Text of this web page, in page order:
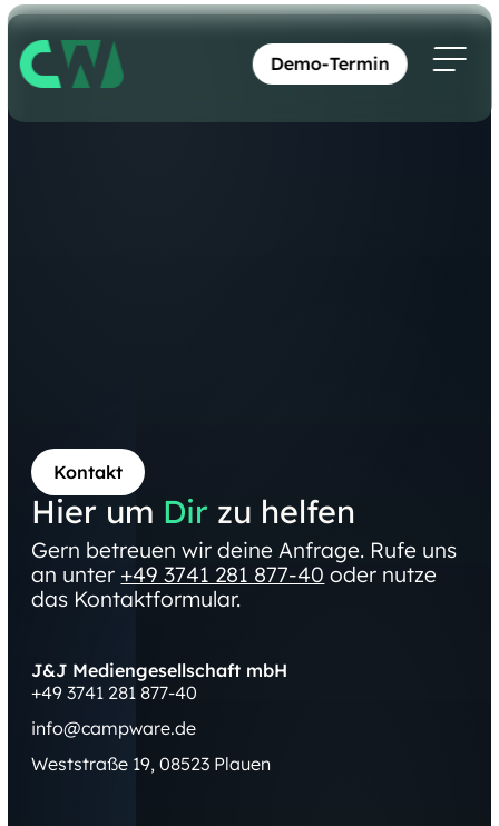
Demo-Termin
Kontakt
Hier um Dir zu helfen
Gern betreuen wir deine Anfrage. Rufe uns
an unter +49 3741 281 877-40 oder nutze
das Kontaktformular.
J&J Mediengesellschaft mbH
+49 3741 281 877-40
info@campware.de
Weststraße 19, 08523 Plauen